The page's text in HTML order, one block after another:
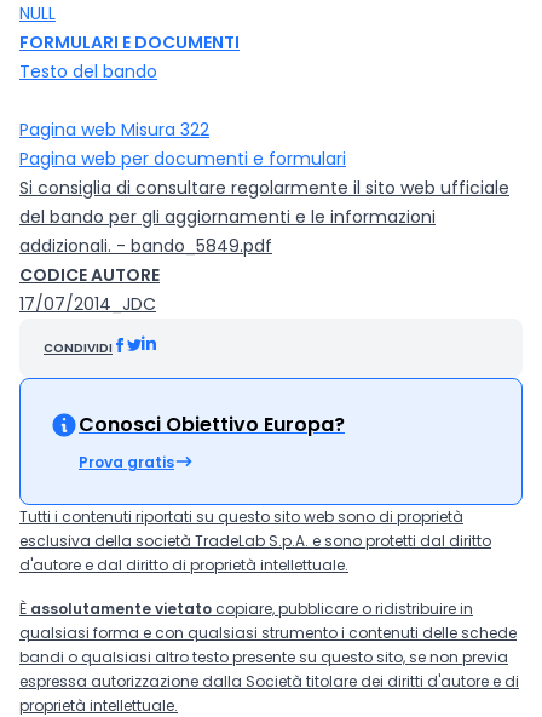
NULL
FORMULARI E DOCUMENTI
Testo del bando
Pagina web Misura 322
Pagina web per documenti e formulari
Si consiglia di consultare regolarmente il sito web ufficiale
del bando per gli aggiornamenti e le informazioni
addizionali. - bando_5849.pdf
CODICE AUTORE
17/07/2014_JDC
CONDIVIDI
Conosci Obiettivo Europa?
Prova gratis
Tutti i contenuti riportati su questo sito web sono di proprietà
esclusiva della società TradeLab S.p.A. e sono protetti dal diritto
d'autore e dal diritto di proprietà intellettuale.
È assolutamente vietato copiare, pubblicare o ridistribuire in
qualsiasi forma e con qualsiasi strumento i contenuti delle schede
bandi o qualsiasi altro testo presente su questo sito, se non previa
espressa autorizzazione dalla Società titolare dei diritti d'autore e di
proprietà intellettuale.